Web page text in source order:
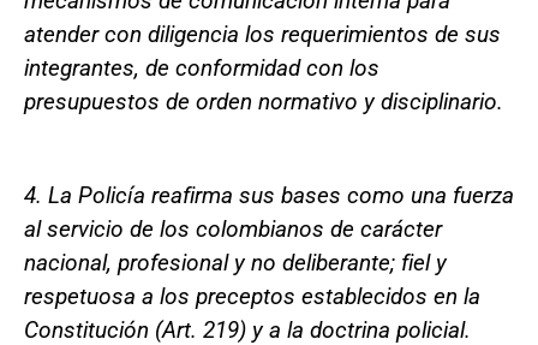
atender con diligencia los requerimientos de sus
integrantes, de conformidad con los
presupuestos de orden normativo y disciplinario.
4. La Policía reafirma sus bases como una fuerza
al servicio de los colombianos de carácter
nacional, profesional y no deliberante; fiel y
respetuosa a los preceptos establecidos en la
Constitución (Art. 219) y a la doctrina policial.